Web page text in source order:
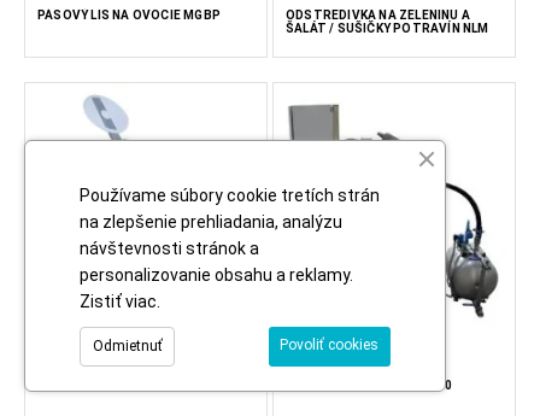
PÁSOVÝ LIS NA OVOCIE MGBP
ODSTREDIVKA NA ZELENINU A
ŠALÁT / SUŠIČKY POTRAVÍN NLM
KUTERY
VÁKUOVÁ ODPARKA VE 100
Používame súbory cookie tretích strán
na zlepšenie prehliadania, analýzu
návštevnosti stránok a
personalizovanie obsahu a reklamy.
Zistiť viac
Povoliť cookies
Odmietnuť